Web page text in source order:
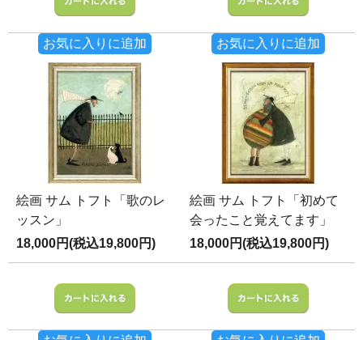
お気に入りに追加 お気に入りに追加
絵画 サム トフト「歌のレ
ッスン」
18,000円(税込19,800円)
絵画 サム トフト「初めて
会ったこと覚えてます」
18,000円(税込19,800円)